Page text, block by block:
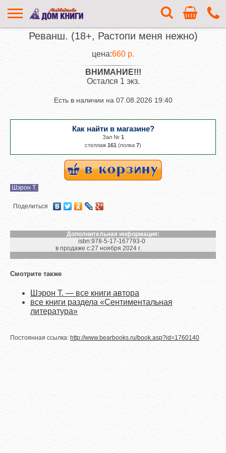
Реванш. (18+, Растопи меня нежно)
Шэрон Т.
Поделиться
Дополнительная информация:
isbn:978-5-17-167793-0
в продаже с:27 ноября 2024 г.
Смотрите также
Шэрон Т. — все книги автора
все книги раздела «Сентиментальная
литература»
Постоянная ссылка: http://www.bearbooks.ru/book.asp?id=1760140
цена:660 р.
ВНИМАНИЕ!!!
Остался 1 экз.
Есть в наличии на 07.08.2026 19:40
Как найти в магазине?
Зал № 1
cтеллаж 161 (полка 7)